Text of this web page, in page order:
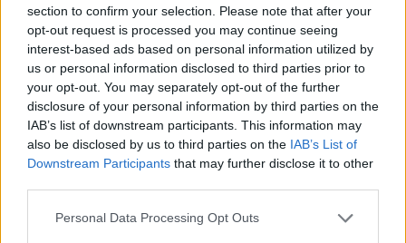
section to confirm your selection. Please note that after your
opt-out request is processed you may continue seeing
interest-based ads based on personal information utilized by
us or personal information disclosed to third parties prior to
your opt-out. You may separately opt-out of the further
disclosure of your personal information by third parties on the
IAB’s list of downstream participants. This information may
also be disclosed by us to third parties on the IAB’s List of
Downstream Participants that may further disclose it to other
Personal Data Processing Opt Outs